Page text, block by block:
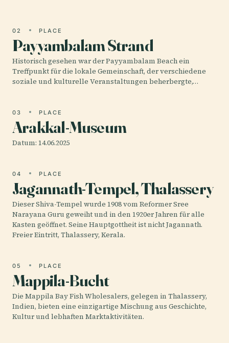
02 PLACE
Payyambalam Strand
Historisch gesehen war der Payyambalam Beach ein
Treffpunkt für die lokale Gemeinschaft, der verschiedene
soziale und kulturelle Veranstaltungen beherbergte,…
03 PLACE
Arakkal-Museum
Datum: 14.06.2025
04 PLACE
Jagannath-Tempel, Thalassery
Dieser Shiva-Tempel wurde 1908 vom Reformer Sree
Narayana Guru geweiht und in den 1920er Jahren für alle
Kasten geöffnet. Seine Hauptgottheit ist nicht Jagannath.
Freier Eintritt, Thalassery, Kerala.
05 PLACE
Mappila-Bucht
Die Mappila Bay Fish Wholesalers, gelegen in Thalassery,
Indien, bieten eine einzigartige Mischung aus Geschichte,
Kultur und lebhaften Marktaktivitäten.